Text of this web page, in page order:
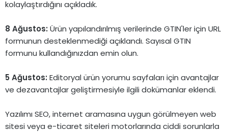
kolaylaştırdığını açıkladık.
8 Ağustos: Ürün yapılandırılmış verilerinde GTIN'ler için URL
formunun desteklenmediği açıklandı. Sayısal GTIN
formunu kullandığınızdan emin olun.
5 Ağustos: Editoryal ürün yorumu sayfaları için avantajlar
ve dezavantajlar geliştirmesiyle ilgili dokümanlar eklendi.
Yazılımı SEO, internet aramasına uygun görülmeyen web
sitesi veya e-ticaret siteleri motorlarında ciddi sorunlarla